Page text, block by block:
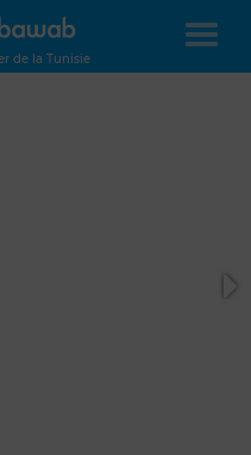
de la Tunisie